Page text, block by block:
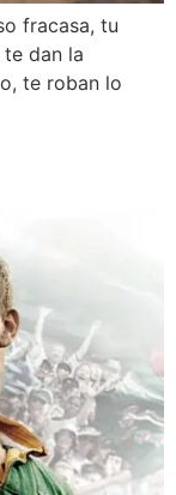
fracasa, tu
dan la
te roban lo